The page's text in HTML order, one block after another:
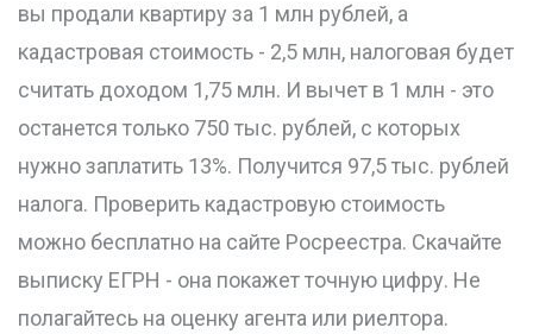
вы продали квартиру за 1 млн рублей, а
кадастровая стоимость - 2,5 млн, налоговая будет
считать доходом 1,75 млн. И вычет в 1 млн - это
останется только 750 тыс. рублей, с которых
нужно заплатить 13%. Получится 97,5 тыс. рублей
налога. Проверить кадастровую стоимость
можно бесплатно на сайте Росреестра. Скачайте
выписку ЕГРН - она покажет точную цифру. Не
полагайтесь на оценку агента или риелтора.